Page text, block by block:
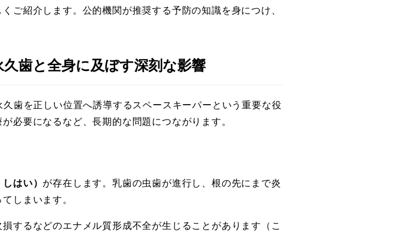
ご紹介します。公的機関が推奨する予防の知識を身につけ、
歯と全身に及ぼす深刻な影響
歯を正しい位置へ誘導するスペースキーパーという重要な役
必要になるなど、長期的な問題につながります。
はい） が存在します。乳歯の虫歯が進行し、根の先にまで炎
しまいます。
するなどのエナメル質形成不全が生じることがあります（こ